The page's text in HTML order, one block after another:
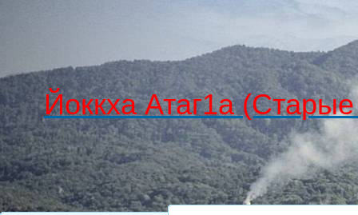
Йоккха Атаг1а